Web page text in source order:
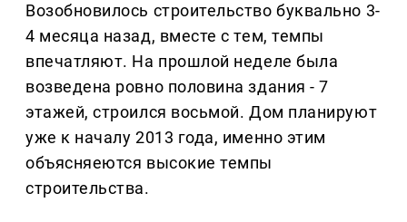
Возобновилось строительство буквально 3-
4 месяца назад, вместе с тем, темпы
впечатляют. На прошлой неделе была
возведена ровно половина здания - 7
этажей, строился восьмой. Дом планируют
уже к началу 2013 года, именно этим
объясняеются высокие темпы
строительства.